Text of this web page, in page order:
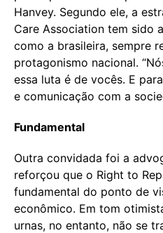
Hanvey. Segundo ele, a
Care Association tem sido
como a brasileira, sempre
protagonismo nacional.
essa luta é de vocês. E
e comunicação com a
Fundamental
Outra convidada foi a
reforçou que o Right to
fundamental do ponto de
econômico. Em tom
urnas, no entanto, não se